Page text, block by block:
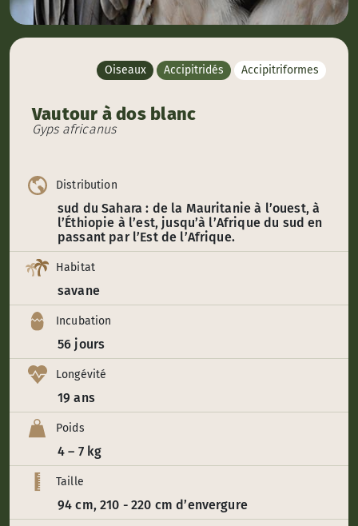
Oiseaux Accipitridés Accipitriformes
Vautour à dos blanc
Gyps africanus
Distribution
sud du Sahara : de la Mauritanie à l’ouest, à
l’Éthiopie à l’est, jusqu’à l’Afrique du sud en
passant par l’Est de l’Afrique.
Habitat
savane
Incubation
56 jours
Longévité
19 ans
Poids
4 – 7 kg
Taille
94 cm, 210 - 220 cm d’envergure